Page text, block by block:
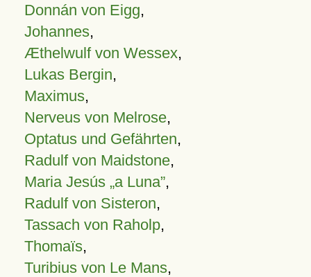
Donnán von Eigg,
Johannes,
Æthelwulf von Wessex,
Lukas Bergin,
Maximus,
Nerveus von Melrose,
Optatus und Gefährten,
Radulf von Maidstone,
Maria Jesús „a Luna”,
Radulf von Sisteron,
Tassach von Raholp,
Thomaïs,
Turibius von Le Mans,